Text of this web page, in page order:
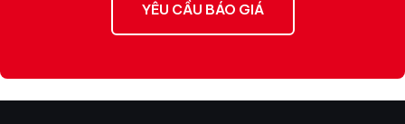
YÊU CẦU BÁO GIÁ